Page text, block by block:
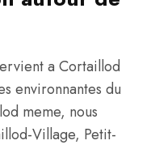
a Cortaillod
environnantes du
meme, nous
Village, Petit-